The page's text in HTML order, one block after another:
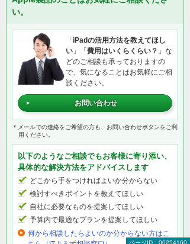
い。
「 iPadの活用方法を教えてほし
い 」「 費用はいくらくらい？ 」な
どのご相談も承っておりますの
で、気になることはお気軽にご相
談ください。
お問い合わせ
＊メールでの連絡をご希望の方も、お問い合わせボタンをご利
用ください。
以下のようなご相談でもお客様に寄り添い、
具体的な解決方法をアドバイスします
どこから手をつければよいか分からない
検討すべきポイントを教えてほしい
自社に必要なものを提案してほしい
予算内で最適なプランを提案してほしい
何から相談したらよいのか分からない方はこ
ページID：00254160